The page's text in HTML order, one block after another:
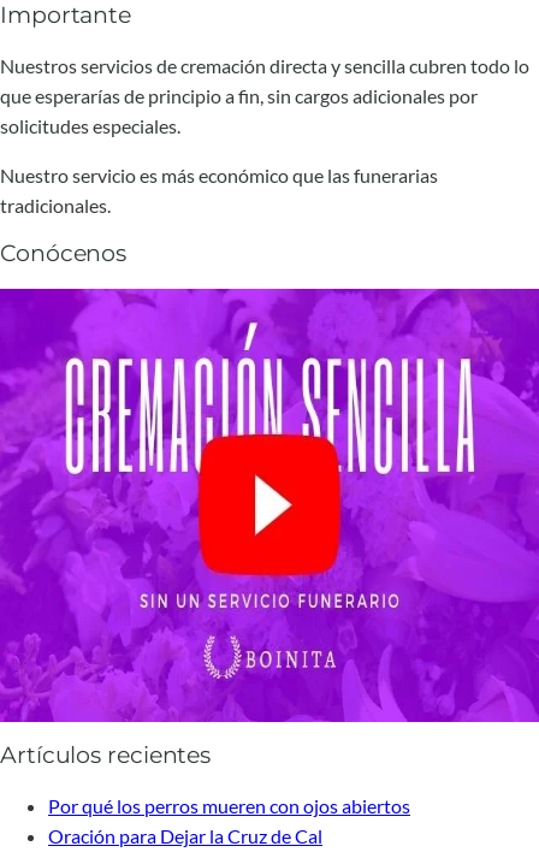
Importante
Nuestros servicios de cremación directa y sencilla cubren todo lo
que esperarías de principio a fin, sin cargos adicionales por
solicitudes especiales.
Nuestro servicio es más económico que las funerarias
tradicionales.
Conócenos
Artículos recientes
Por qué los perros mueren con ojos abiertos
Oración para Dejar la Cruz de Cal